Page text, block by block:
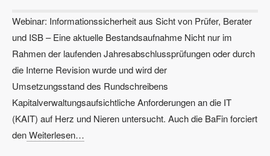
Webinar: Informationssicherheit aus Sicht von Prüfer, Berater
und ISB – Eine aktuelle Bestandsaufnahme Nicht nur im
Rahmen der laufenden Jahresabschlussprüfungen oder durch
die Interne Revision wurde und wird der
Umsetzungsstand des Rundschreibens
Kapitalverwaltungsaufsichtliche Anforderungen an die IT
(KAIT) auf Herz und Nieren untersucht. Auch die BaFin forciert
denWeiterlesen…